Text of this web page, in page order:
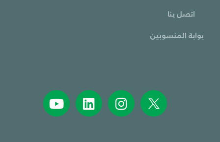
اتصل بنا
بوابة المنسوبين